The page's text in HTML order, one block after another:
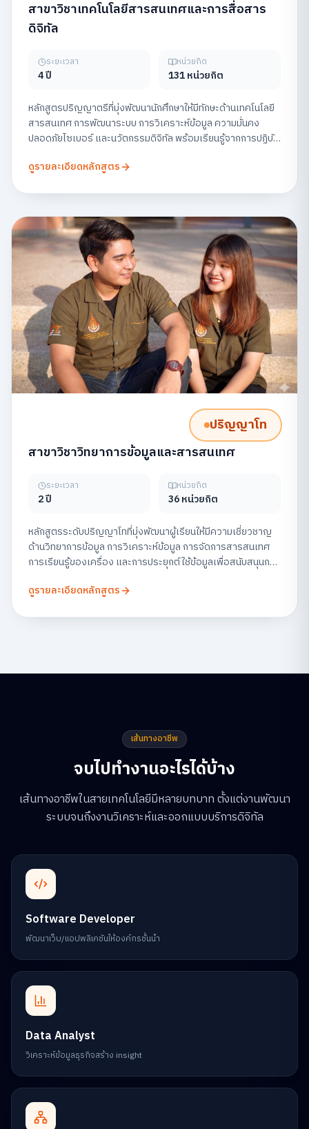
สาขาวิชาเทคโนโลยีสารสนเทศและการสื่อสาร
ดิจิทัล
ระยะเวลา
4 ปี
หน่วยกิต
131 หน่วยกิต
หลักสูตรปริญญาตรีที่มุ่งพัฒนานักศึกษาให้มีทักษะด้านเทคโนโลยี
สารสนเทศ การพัฒนาระบบ การวิเคราะห์ข้อมูล ความมั่นคง
ปลอดภัยไซเบอร์ และนวัตกรรมดิจิทัล พร้อมเรียนรู้จากการปฏิบัติ
ดูรายละเอียดหลักสูตร
ปริญญาโท
สาขาวิชาวิทยาการข้อมูลและสารสนเทศ
ระยะเวลา
2 ปี
หน่วยกิต
36 หน่วยกิต
หลักสูตรระดับปริญญาโทที่มุ่งพัฒนาผู้เรียนให้มีความเชี่ยวชาญ
ด้านวิทยาการข้อมูล การวิเคราะห์ข้อมูล การจัดการสารสนเทศ
การเรียนรู้ของเครื่อง และการประยุกต์ใช้ข้อมูลเพื่อสนับสนุนการ
นวัตกรรมข้อมูลอย่างมีจริยธรรม
ดูรายละเอียดหลักสูตร
เส้นทางอาชีพ
จบไปทำงานอะไรได้บ้าง
เส้นทางอาชีพในสายเทคโนโลยีมีหลายบทบาท ตั้งแต่งานพัฒนา
ระบบจนถึงงานวิเคราะห์และออกแบบบริการดิจิทัล
Software Developer
พัฒนาเว็บ/แอปพลิเคชันให้องค์กรชั้นนำ
Data Analyst
วิเคราะห์ข้อมูลธุรกิจสร้าง insight